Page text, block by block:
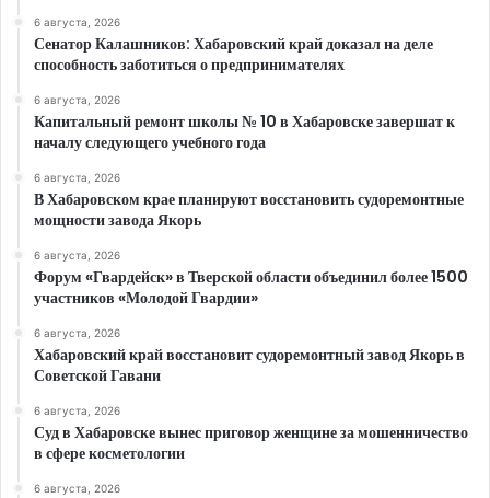
6 августа, 2026
Сенатор Калашников: Хабаровский край доказал на деле
способность заботиться о предпринимателях
6 августа, 2026
Капитальный ремонт школы № 10 в Хабаровске завершат к
началу следующего учебного года
6 августа, 2026
В Хабаровском крае планируют восстановить судоремонтные
мощности завода Якорь
6 августа, 2026
Форум «Гвардейск» в Тверской области объединил более 1500
участников «Молодой Гвардии»
6 августа, 2026
Хабаровский край восстановит судоремонтный завод Якорь в
Советской Гавани
6 августа, 2026
Суд в Хабаровске вынес приговор женщине за мошенничество
в сфере косметологии
6 августа, 2026